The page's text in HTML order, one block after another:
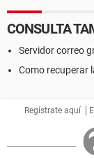
CONSULTA
Servidor correo
Como recuperar
Regístrate aquí